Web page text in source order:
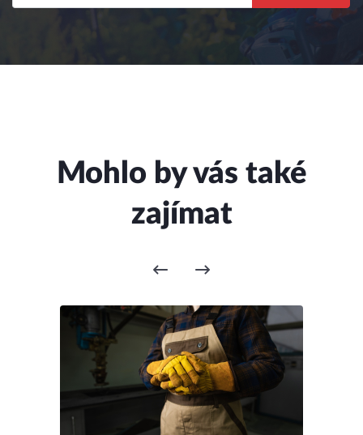
Mohlo by vás také
zajímat